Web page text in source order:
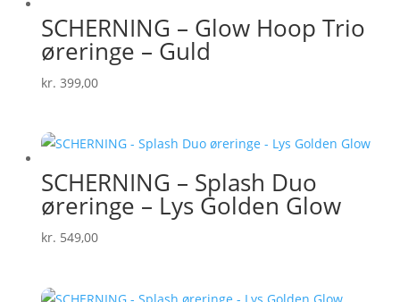
SCHERNING – Glow Hoop Trio
øreringe – Guld
kr. 399,00
SCHERNING – Splash Duo
øreringe – Lys Golden Glow
kr. 549,00